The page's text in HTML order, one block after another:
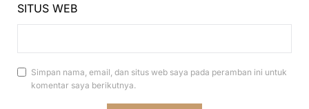
SITUS WEB
Simpan nama, email, dan situs web saya pada peramban ini untuk
komentar saya berikutnya.